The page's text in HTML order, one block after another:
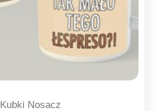
Kubki Nosacz